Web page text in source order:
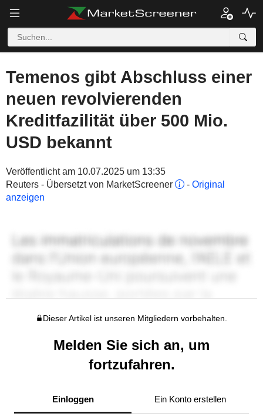
Temenos gibt Abschluss einer
neuen revolvierenden
Kreditfazilität über 500 Mio.
USD bekannt
Veröffentlicht am 10.07.2025 um 13:35
Reuters - Übersetzt von MarketScreener
- Original
anzeigen
Dieser Artikel ist unseren Mitgliedern vorbehalten.
Melden Sie sich an, um
fortzufahren.
Einloggen Ein Konto erstellen